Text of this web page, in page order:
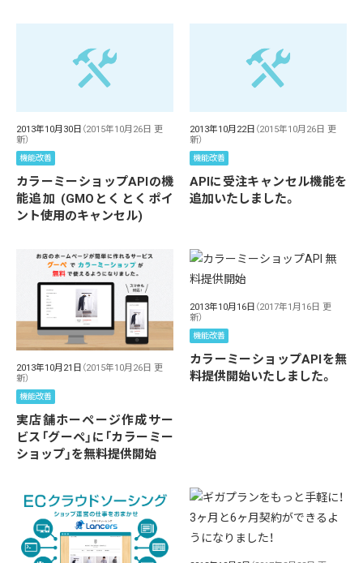
2013年10月30日 （2015年10月26日 更
新）
機能改善
カラーミーショップAPIの機
能追加 (GMOとくとくポイ
ント使用のキャンセル)
2013年10月22日 （2015年10月26日 更
新）
機能改善
APIに受注キャンセル機能を
追加いたしました。
2013年10月21日 （2015年10月26日 更
新）
機能改善
実店舗ホーページ作成サー
ビス「グーペ」に「カラーミー
ショップ」を無料提供開始
2013年10月16日 （2017年1月16日 更
新）
機能改善
カラーミーショップAPIを無
料提供開始いたしました。